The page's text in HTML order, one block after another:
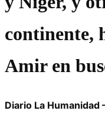
continente,
Amir en
Diario La Humanidad